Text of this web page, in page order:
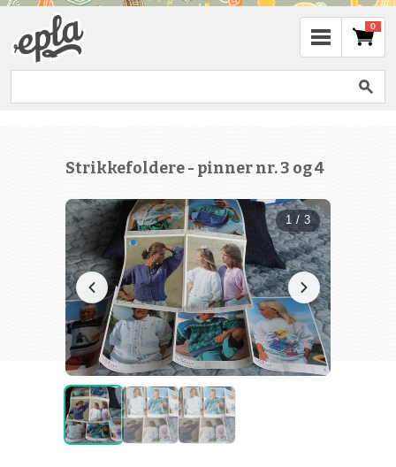
0
Strikkefoldere - pinner nr. 3 og 4
1 / 3